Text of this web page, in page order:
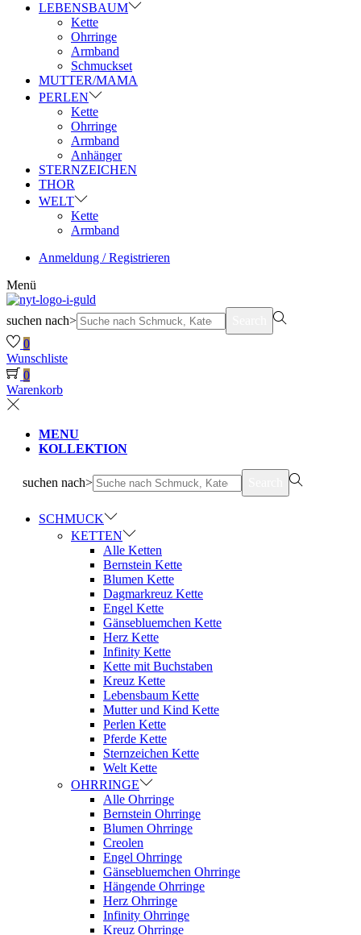
LEBENSBAUM
Kette
Ohrringe
Armband
Schmuckset
MUTTER/MAMA
PERLEN
Kette
Ohrringe
Armband
Anhänger
STERNZEICHEN
THOR
WELT
Kette
Armband
Anmeldung / Registrieren
Menü
suchen nach>
0
Wunschliste
0
Warenkorb
MENU
KOLLEKTION
suchen nach>
SCHMUCK
KETTEN
Alle Ketten
Bernstein Kette
Blumen Kette
Dagmarkreuz Kette
Engel Kette
Gänsebluemchen Kette
Herz Kette
Infinity Kette
Kette mit Buchstaben
Kreuz Kette
Lebensbaum Kette
Mutter und Kind Kette
Perlen Kette
Pferde Kette
Sternzeichen Kette
Welt Kette
OHRRINGE
Alle Ohrringe
Bernstein Ohrringe
Blumen Ohrringe
Creolen
Engel Ohrringe
Gänsebluemchen Ohrringe
Hängende Ohrringe
Herz Ohrringe
Infinity Ohrringe
Kreuz Ohrringe